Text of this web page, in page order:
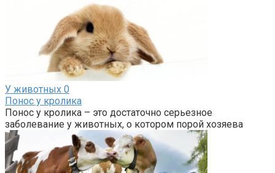
У животных 0
Понос у кролика
Понос у кролика – это достаточно серьезное
заболевание у животных, о котором порой хозяева